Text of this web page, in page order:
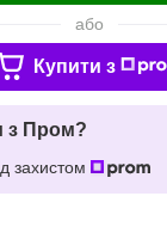
або
Купити з
з Пром?
захистом